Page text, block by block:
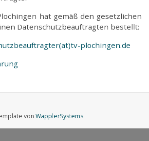
hat gemäß den gesetzlichen
Datenschutzbeauftragten bestellt:
plochingen.de
von WapplerSystems